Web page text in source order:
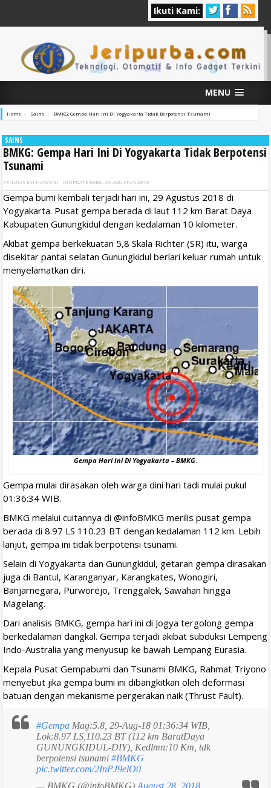
Ikuti Kami:
MENU
Home Sains BMKG: Gempa Hari Ini Di Yogyakarta Tidak Berpotensi Tsunami
SAINS
BMKG: Gempa Hari Ini Di Yogyakarta Tidak Berpotensi
Tsunami
PENULIS EVI HARYANI DIUPDATE RABU, 29 AGUSTUS 2018
Gempa bumi kembali terjadi hari ini, 29 Agustus 2018 di
Yogyakarta. Pusat gempa berada di laut 112 km Barat Daya
Kabupaten Gunungkidul dengan kedalaman 10 kilometer.
Akibat gempa berkekuatan 5,8 Skala Richter (SR) itu, warga
disekitar pantai selatan Gunungkidul berlari keluar rumah untuk
menyelamatkan diri.
Gempa Hari Ini Di Yogyakarta – BMKG.
Gempa mulai dirasakan oleh warga dini hari tadi mulai pukul
01:36:34 WIB.
BMKG melalui cuitannya di @infoBMKG merilis pusat gempa
berada di 8.97 LS 110.23 BT dengan kedalaman 112 km. Lebih
lanjut, gempa ini tidak berpotensi tsunami.
Selain di Yogyakarta dan Gunungkidul, getaran gempa dirasakan
juga di Bantul, Karanganyar, Karangkates, Wonogiri,
Banjarnegara, Purworejo, Trenggalek, Sawahan hingga
Magelang.
Dari analisis BMKG, gempa hari ini di Jogya tergolong gempa
berkedalaman dangkal. Gempa terjadi akibat subduksi Lempeng
Indo-Australia yang menyusup ke bawah Lempang Eurasia.
Kepala Pusat Gempabumi dan Tsunami BMKG, Rahmat Triyono
menyebut jika gempa bumi ini dibangkitkan oleh deformasi
batuan dengan mekanisme pergerakan naik (Thrust Fault).
#Gempa Mag:5.8, 29-Aug-18 01:36:34 WIB,
Lok:8.97 LS,110.23 BT (112 km BaratDaya
GUNUNGKIDUL-DIY), Kedlmn:10 Km, tdk
berpotensi tsunami #BMKG
pic.twitter.com/2InPJ9elO0